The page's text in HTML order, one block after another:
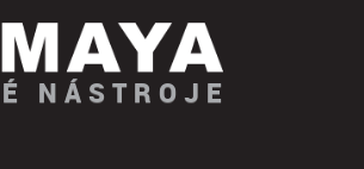
NÁSTROJE